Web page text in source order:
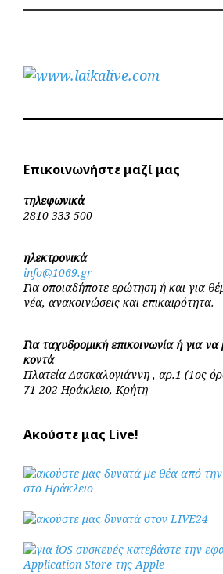
Επικοινωνήστε μαζί μας
τηλεφωνικά
2810 333 500
ηλεκτρονικά
info@1069.gr
Για οποιαδήποτε ερώτηση ή και για
νέα, ανακοινώσεις και επικαιρότητα.
Για ταχυδρομική επικοινωνία ή για
κοντά
Πλατεία Δασκαλογιάννη , αρ.1 (1ος
71 202 Ηράκλειο, Κρήτη
Ακούστε μας Live!